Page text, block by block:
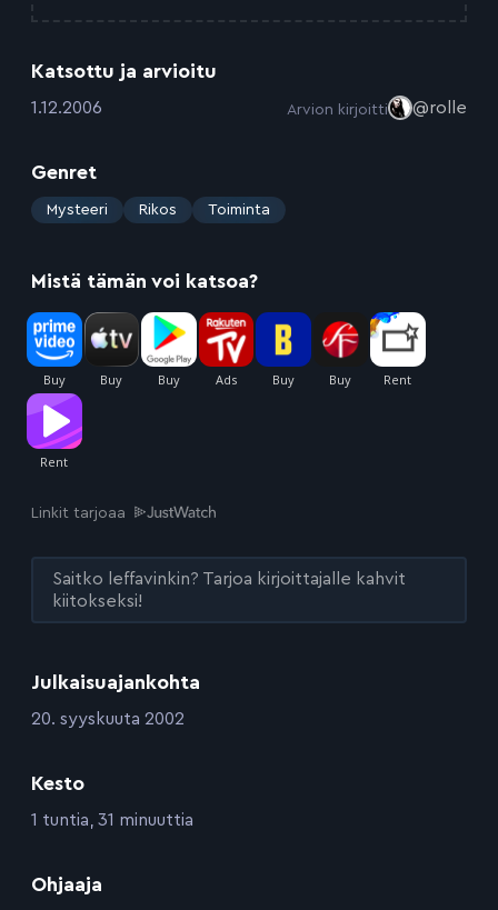
Julkaisuajankohta
:20. syyskuuta 2002
Kesto
:1 tuntia, 31 minuuttia
Ohjaaja
Katsottu ja arvioitu
:1.12.2006 Arvion kirjoitti @rolle
Genret
: Mysteeri Rikos Toiminta
Mistä tämän voi katsoa?
Linkit tarjoaa
Saitko leffavinkin? Tarjoa kirjoittajalle kahvit
kiitokseksi!